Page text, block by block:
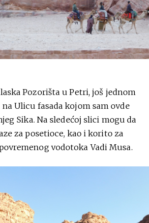
Pozorišta u Petri, još jednom
Ulicu fasada kojom sam ovde
Sika. Na sledećoj slici mogu da
za posetioce, kao i korito za
vodotoka Vadi Musa.